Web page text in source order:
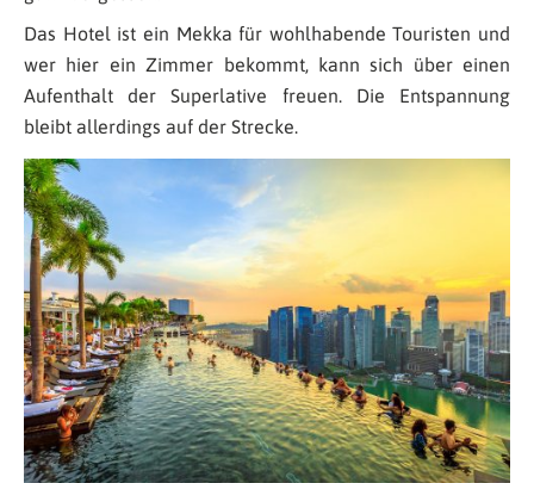
Das Hotel ist ein Mekka für wohlhabende Touristen und
wer hier ein Zimmer bekommt, kann sich über einen
Aufenthalt der Superlative freuen. Die Entspannung
bleibt allerdings auf der Strecke.